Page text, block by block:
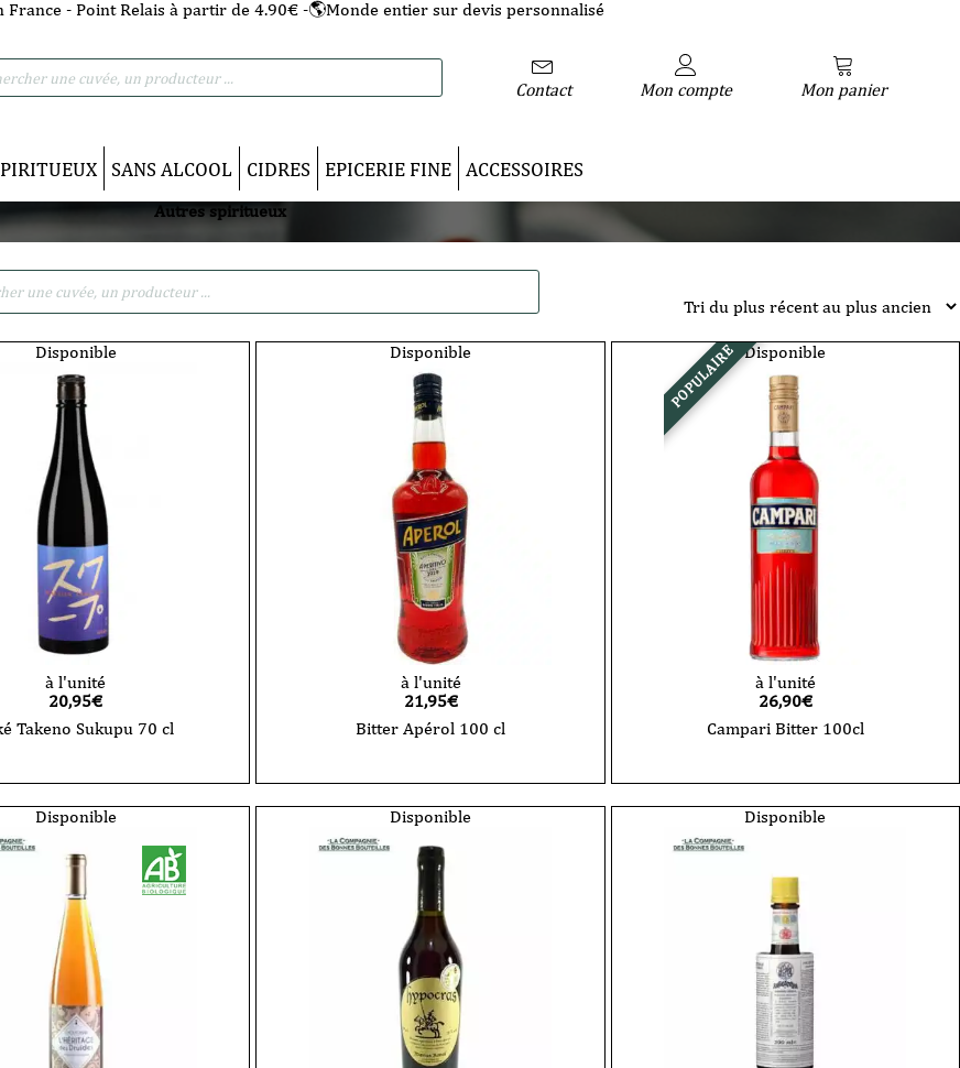
France - Point Relais à partir de 4.90€ -🌎Monde entier sur devis personnalisé
Contact Mon compte Mon panier
SANS ALCOOL CIDRES EPICERIE FINE ACCESSOIRES
Autres spiritueux
Disponible
à l'unité
20,95€
Takeno Sukupu 70 cl
Sukupu
Disponible
à l'unité
21,95€
Bitter Apérol 100 cl
POPULAIRE Disponible
à l'unité
26,90€
Campari Bitter 100cl
Bitter
Disponible Disponible Disponible